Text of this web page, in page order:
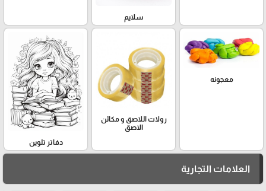
سلايم
معجونه
رولات اللاصق و مكائن
الاصق
دفاتر تلوين
العلامات التجارية